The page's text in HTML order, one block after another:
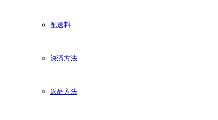
配送料
決済方法
返品方法